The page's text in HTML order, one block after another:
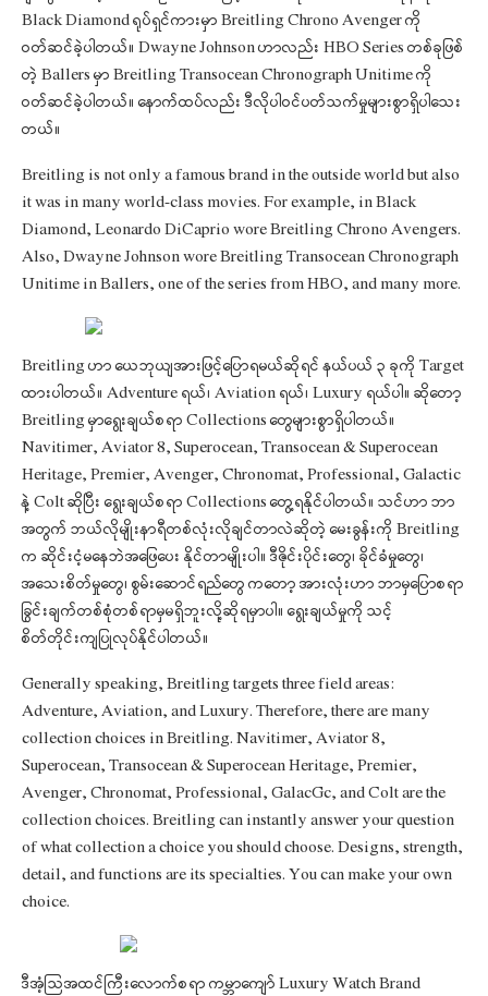
Black Diamond ရုပ်ရှင်ကားမှာ Breitling Chrono Avenger ကို
ဝတ်ဆင်ခဲ့ပါတယ်။ Dwayne Johnson ဟာလည်း HBO Series တစ်ခုဖြစ်
တဲ့ Ballers မှာ Breitling Transocean Chronograph Unitime ကို
ဝတ်ဆင်ခဲ့ပါတယ်။ နောက်ထပ်လည်း ဒီလိုပါဝင်ပတ်သက်မှုများစွာရှိပါသေး
တယ်။
Breitling is not only a famous brand in the outside world but also
it was in many world-class movies. For example, in Black
Diamond, Leonardo DiCaprio wore Breitling Chrono Avengers.
Also, Dwayne Johnson wore Breitling Transocean Chronograph
Unitime in Ballers, one of the series from HBO, and many more.
Breitling ဟာ ယေဘုယျအားဖြင့်ပြောရမယ်ဆိုရင် နယ်ပယ် ၃ ခုကို Target
ထားပါတယ်။ Adventure ရယ်၊ Aviation ရယ်၊ Luxury ရယ်ပါ။ ဆိုတော့
Breitling မှာရွေးချယ်စရာ Collections တွေများစွာရှိပါတယ်။
Navitimer, Aviator 8, Superocean, Transocean & Superocean
Heritage, Premier, Avenger, Chronomat, Professional, Galactic
နဲ့ Colt ဆိုပြီး ရွေးချယ်စရာ Collections တွေ့ရနိုင်ပါတယ်။ သင်ဟာ ဘာ
အတွက် ဘယ်လိုမျိုးနာရီတစ်လုံးလိုချင်တာလဲဆိုတဲ့ မေးခွန်းကို Breitling
က ဆိုင်းငံ့မနေဘဲအဖြေပေး နိုင်တာမျိုးပါ။ ဒီဇိုင်းပိုင်းတွေ၊ ခိုင်ခံမှုတွေ၊
အသေးစိတ်မှုတွေ၊ စွမ်းဆောင်ရည်တွေ ကတော့ အားလုံးဟာ ဘာမှပြောစရာ
ခြွင်းချက်တစ်စုံတစ်ရာမှမရှိဘူးလို့ဆိုရမှာပါ။ ရွေးချယ်မှုကို သင့်
စိတ်တိုင်းကျပြုလုပ်နိုင်ပါတယ်။
Generally speaking, Breitling targets three field areas:
Adventure, Aviation, and Luxury. Therefore, there are many
collection choices in Breitling. Navitimer, Aviator 8,
Superocean, Transocean & Superocean Heritage, Premier,
Avenger, Chronomat, Professional, GalacGc, and Colt are the
collection choices. Breitling can instantly answer your question
of what collection a choice you should choose. Designs, strength,
detail, and functions are its specialties. You can make your own
choice.
ဒီအံ့သြအထင်ကြီးလောက်စရာ ကမ္ဘာကျော် Luxury Watch Brand